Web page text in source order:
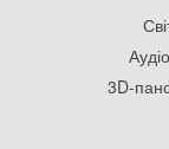
3D-